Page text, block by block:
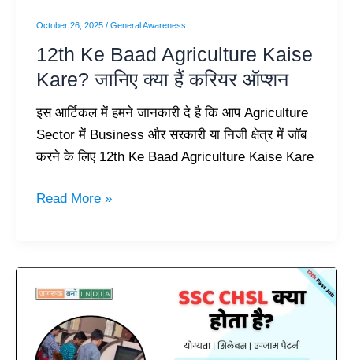
October 26, 2025 / General Awareness
12th Ke Baad Agriculture Kaise
Kare? जानिए क्या हैं करियर ऑप्शन
इस आर्टिकल में हमने जानकारी दे है कि आप Agriculture
Sector में Business और सरकारी या निजी क्षेत्र में जॉब
करने के लिए 12th Ke Baad Agriculture Kaise Kare
ऑप्शन
Read More »
CHSL
है?